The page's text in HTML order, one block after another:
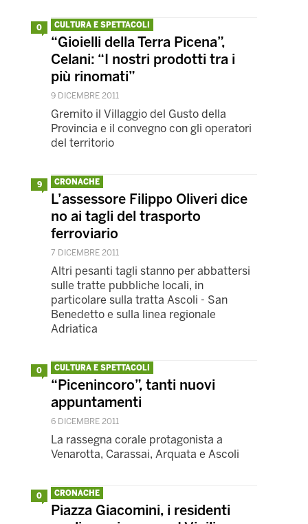
0 CULTURA E SPETTACOLI
“Gioielli della Terra Picena”,
Celani: “I nostri prodotti tra i
più rinomati”
9 DICEMBRE 2011
Gremito il Villaggio del Gusto della
Provincia e il convegno con gli operatori
del territorio
9 CRONACHE
L’assessore Filippo Oliveri dice
no ai tagli del trasporto
ferroviario
7 DICEMBRE 2011
Altri pesanti tagli stanno per abbattersi
sulle tratte pubbliche locali, in
particolare sulla tratta Ascoli - San
Benedetto e sulla linea regionale
Adriatica
0 CULTURA E SPETTACOLI
“Picenincoro”, tanti nuovi
appuntamenti
6 DICEMBRE 2011
La rassegna corale protagonista a
Venarotta, Carassai, Arquata e Ascoli
0 CRONACHE
Piazza Giacomini, i residenti